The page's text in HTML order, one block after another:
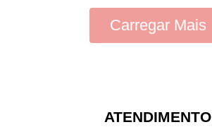
Carregar Mais
ATENDIMENTO